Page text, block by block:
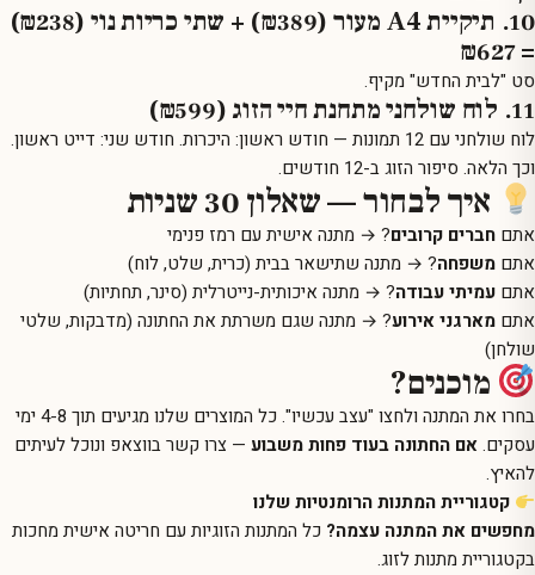
10. תיקיית A4 מעור (₪389) + שתי כריות נוי (₪238)
= ₪627
סט "לבית החדש" מקיף.
11. לוח שולחני מתחנת חיי הזוג (₪599)
לוח שולחני עם 12 תמונות
— חודש ראשון: היכרות. חודש שני: דייט ראשון.
וכך הלאה. סיפור הזוג ב-12 חודשים.
איך לבחור — שאלון 30 שניות
אתם חברים קרובים? → מתנה אישית עם רמז פנימי
אתם משפחה? → מתנה שתישאר בבית (כרית, שלט, לוח)
אתם עמיתי עבודה? → מתנה איכותית-נייטרלית (סינר, תחתיות)
אתם מארגני אירוע? → מתנה שגם משרתת את החתונה (מדבקות, שלטי
שולחן)
מוכנים?
בחרו את המתנה ולחצו "עצב עכשיו". כל המוצרים שלנו מגיעים תוך 4-8 ימי
עסקים.אם החתונה בעוד פחות משבוע — צרו קשר בווצאפ ונוכל לעיתים
להאיץ.
קטגוריית המתנות הרומנטיות שלנו
מחפשים את המתנה עצמה? כל המתנות הזוגיות עם חריטה אישית מחכות
בקטגוריית מתנות לזוג.